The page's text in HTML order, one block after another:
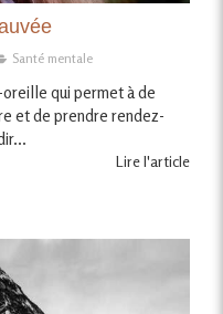
Santé mentale
qui permet à de
et de prendre rendez-
Lire l'article